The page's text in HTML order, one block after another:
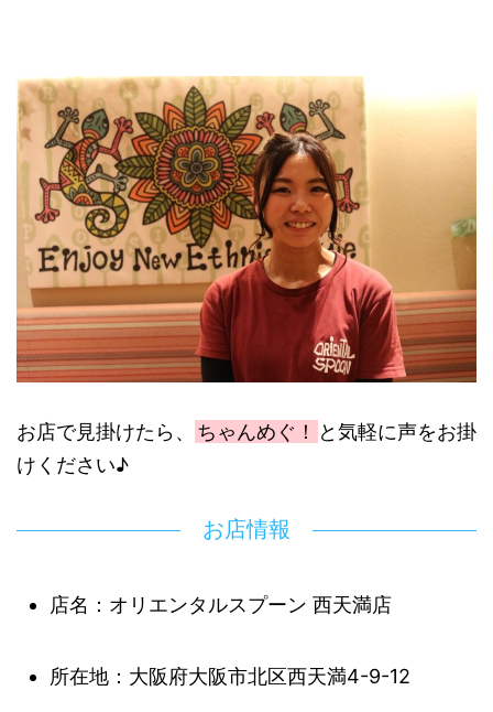
お店で見掛けたら、 ちゃんめぐ！
と気軽に声をお掛
けください♪
お店情報
店名：オリエンタルスプーン 西天満店
所在地：大阪府大阪市北区西天満4-9-12